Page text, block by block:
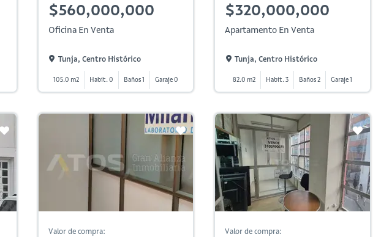
$560,000,000
Oficina En Venta
Tunja, Centro Histórico
105.0 m2 Habit. 0 Baños 1 Garaje 0
$320,000,000
Apartamento En Venta
Tunja, Centro Histórico
82.0 m2 Habit. 3 Baños 2 Garaje 1
Valor de compra: Valor de compra: